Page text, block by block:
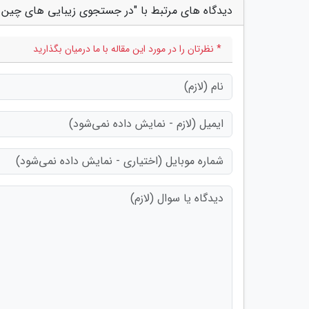
دیدگاه های مرتبط با "در جستجوی زیبایی های
* نظرتان را در مورد این مقاله با ما درمیان بگذارید